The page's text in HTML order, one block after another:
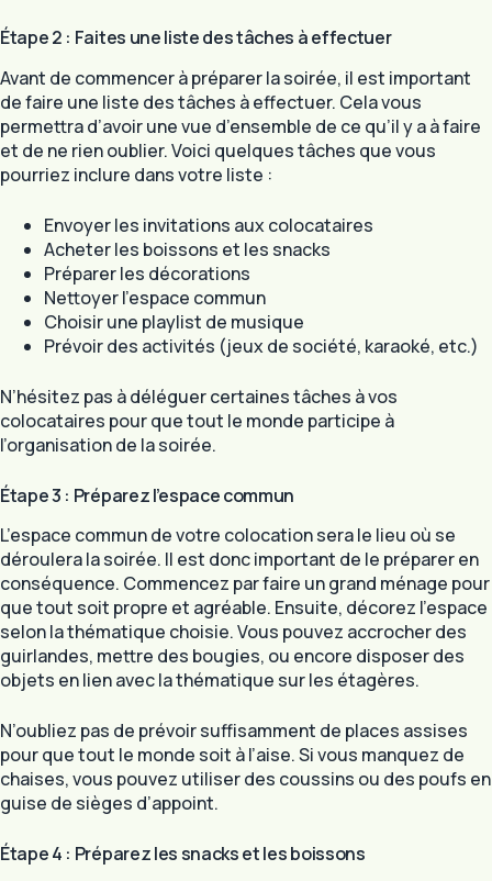
Étape 2 : Faites une liste des tâches à effectuer
Avant de commencer à préparer la soirée, il est important
de faire une liste des tâches à effectuer. Cela vous
permettra d’avoir une vue d’ensemble de ce qu’il y a à faire
et de ne rien oublier. Voici quelques tâches que vous
pourriez inclure dans votre liste :
Envoyer les invitations aux colocataires
Acheter les boissons et les snacks
Préparer les décorations
Nettoyer l’espace commun
Choisir une playlist de musique
Prévoir des activités (jeux de société, karaoké, etc.)
N’hésitez pas à déléguer certaines tâches à vos
colocataires pour que tout le monde participe à
l’organisation de la soirée.
Étape 3 : Préparez l’espace commun
L’espace commun de votre colocation sera le lieu où se
déroulera la soirée. Il est donc important de le préparer en
conséquence. Commencez par faire un grand ménage pour
que tout soit propre et agréable. Ensuite, décorez l’espace
selon la thématique choisie. Vous pouvez accrocher des
guirlandes, mettre des bougies, ou encore disposer des
objets en lien avec la thématique sur les étagères.
N’oubliez pas de prévoir suffisamment de places assises
pour que tout le monde soit à l’aise. Si vous manquez de
chaises, vous pouvez utiliser des coussins ou des poufs en
guise de sièges d’appoint.
Étape 4 : Préparez les snacks et les boissons